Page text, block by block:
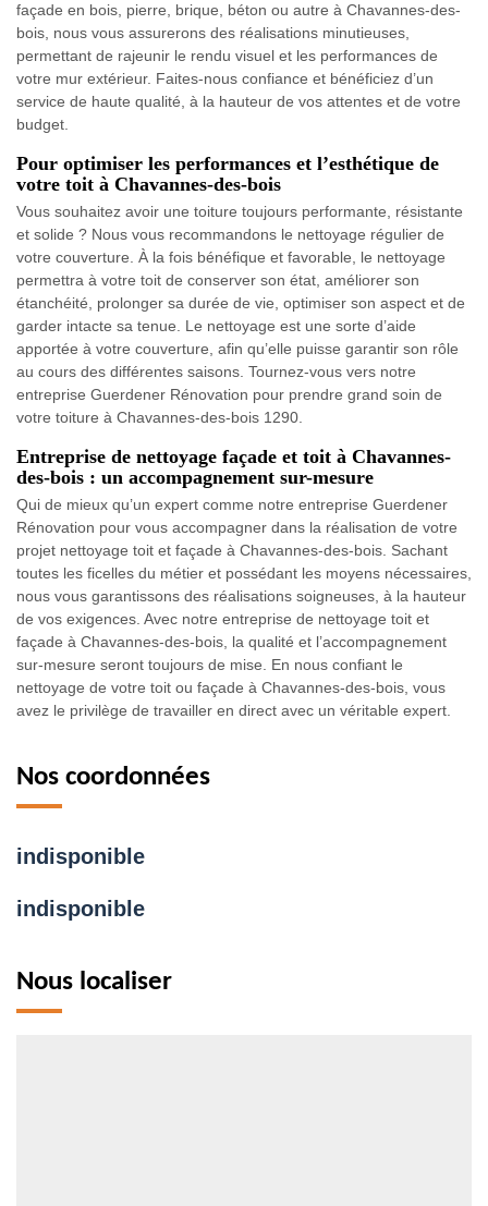
façade en bois, pierre, brique, béton ou autre à Chavannes-des-
bois, nous vous assurerons des réalisations minutieuses,
permettant de rajeunir le rendu visuel et les performances de
votre mur extérieur. Faites-nous confiance et bénéficiez d’un
service de haute qualité, à la hauteur de vos attentes et de votre
budget.
Pour optimiser les performances et l’esthétique de
votre toit à Chavannes-des-bois
Vous souhaitez avoir une toiture toujours performante, résistante
et solide ? Nous vous recommandons le nettoyage régulier de
votre couverture. À la fois bénéfique et favorable, le nettoyage
permettra à votre toit de conserver son état, améliorer son
étanchéité, prolonger sa durée de vie, optimiser son aspect et de
garder intacte sa tenue. Le nettoyage est une sorte d’aide
apportée à votre couverture, afin qu’elle puisse garantir son rôle
au cours des différentes saisons. Tournez-vous vers notre
entreprise Guerdener Rénovation pour prendre grand soin de
votre toiture à Chavannes-des-bois 1290.
Entreprise de nettoyage façade et toit à Chavannes-
des-bois : un accompagnement sur-mesure
Qui de mieux qu’un expert comme notre entreprise Guerdener
Rénovation pour vous accompagner dans la réalisation de votre
projet nettoyage toit et façade à Chavannes-des-bois. Sachant
toutes les ficelles du métier et possédant les moyens nécessaires,
nous vous garantissons des réalisations soigneuses, à la hauteur
de vos exigences. Avec notre entreprise de nettoyage toit et
façade à Chavannes-des-bois, la qualité et l’accompagnement
sur-mesure seront toujours de mise. En nous confiant le
nettoyage de votre toit ou façade à Chavannes-des-bois, vous
avez le privilège de travailler en direct avec un véritable expert.
Nos coordonnées
indisponible
indisponible
Nous localiser